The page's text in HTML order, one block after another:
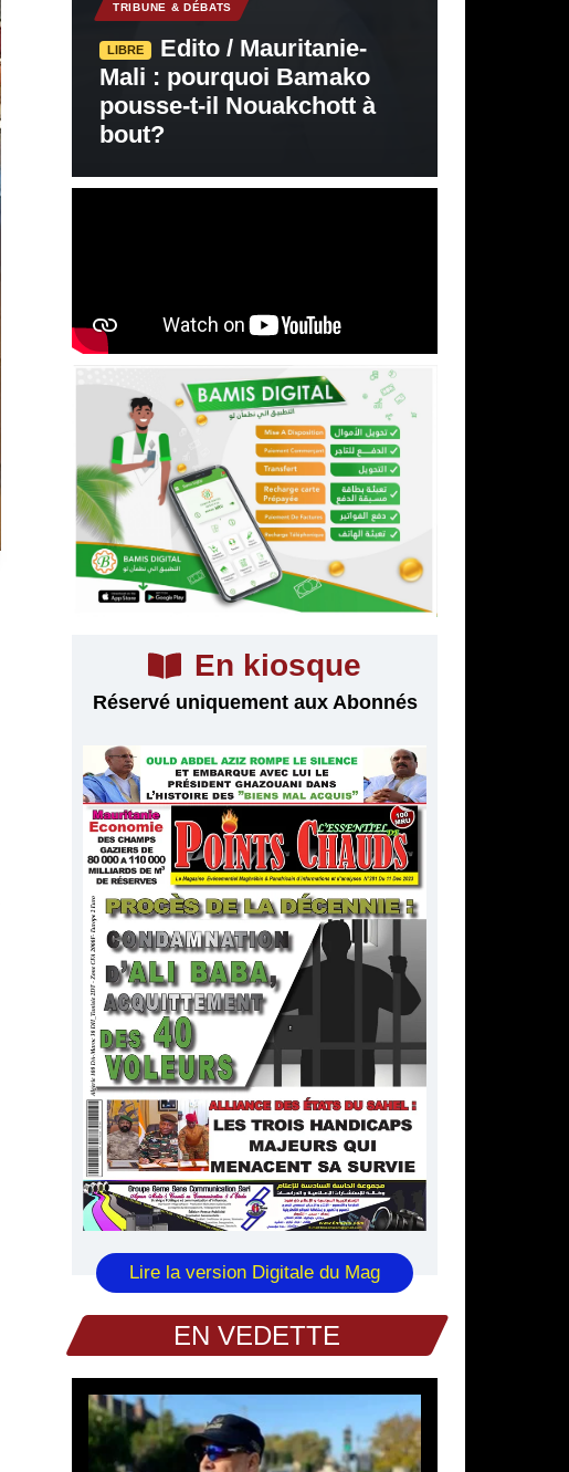
TRIBUNE & DÉBATS
LIBRE
Edito / Mauritanie-
Mali : pourquoi Bamako
pousse-t-il Nouakchott à
bout?
En kiosque
Réservé uniquement aux Abonnés
Lire la version Digitale du Mag
EN VEDETTE